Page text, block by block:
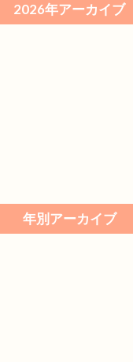
2026年アーカイブ
年別アーカイブ